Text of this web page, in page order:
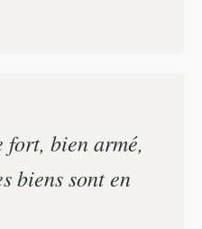
fort, bien armé,
biens sont en